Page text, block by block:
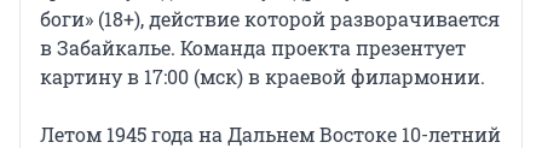
боги» (18+), действие которой разворачивается
в Забайкалье. Команда проекта презентует
картину в 17:00 (мск) в краевой филармонии.
Летом 1945 года на Дальнем Востоке 10-летний